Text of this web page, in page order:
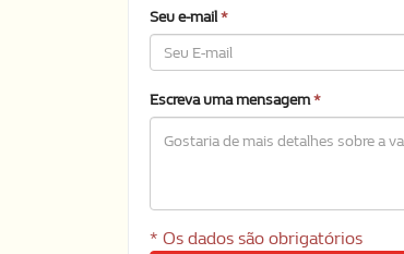
Seu e-mail*
Escreva uma mensagem*
* Os dados são obrigatórios